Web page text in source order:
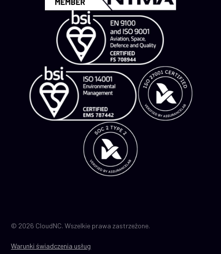
Warunki świadczenia usług
© 2026 CloudNC. Wszelkie prawa zastrzeżone.